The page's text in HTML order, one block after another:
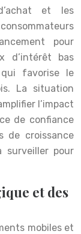
et les
pour
d’intérêt bas
favorise le
La situation
l’impact
de confiance
de croissance
surveiller pour
et des
mobiles et